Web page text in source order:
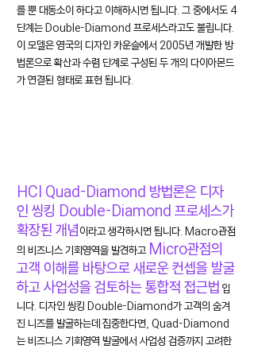
를 뿐 대동소이 하다고 이해하시면 됩니다. 그 중에서도 4
단계는 Double-Diamond 프로세스라고도 불립니다.
이 모델은 영국의 디자인 카운슬에서 2005년 개발한 방
법론으로 확산과 수렴 단계로 구성된 두 개의 다이아몬드
가 연결된 형태로 표현 됩니다.
HCI Quad-Diamond 방법론은 디자
인 씽킹 Double-Diamond 프로세스가
확장된 개념이라고 생각하시면 됩니다. Macro관점
의 비즈니스 기회영역을 발견하고 Micro관점의
고객 이해를 바탕으로 새로운 컨셉을 발굴
하고 사업성을 검토하는 통합적 접근법 입
니다. 디자인 씽킹 Double-Diamond가 고객의 숨겨
진 니즈를 발굴하는데 집중한다면, Quad-Diamond
는 비즈니스 기회영역 발굴에서 사업성 검증까지 고려한